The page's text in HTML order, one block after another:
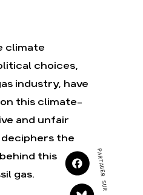
Nos thématiques
Climat – Énergie
Finance
Multinationales
Forêts
climate
choices,
industry, have
this climate-
and unfair
the
this
gas.
PARTAGER SUR